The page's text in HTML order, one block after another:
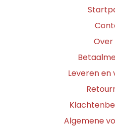
Over
Leveren en
Algemene